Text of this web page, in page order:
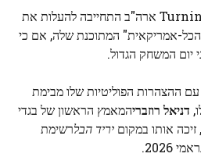
הקבוצה השמרנית Turning Point ארה"ב התחייבה להעלות את
אמריקאית" המתוכנת שלה, אם כי
יום המשחק הגדול.
ההצהרות הפוליטיות שלו מבימת
דניאל רוזבריהמאמץ הראשון של בגדי
יריד הבלרשימת